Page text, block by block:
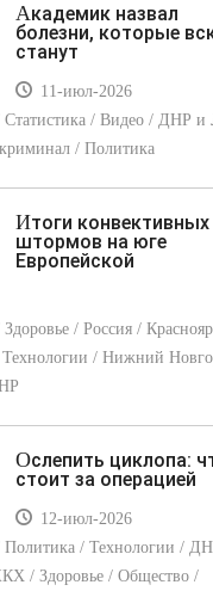
Академик назвал
болезни, которые
станут
11-июл-2026
Статистика / Видео / ДНР
/ Политика
Итоги конвективных
штормов на юге
Европейской
/ Россия /
/ Нижний
Ослепить циклопа: что
стоит за операцией
12-июл-2026
Политика / Технологии /
/ Здоровье / Общество /